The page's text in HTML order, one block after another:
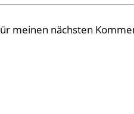
meinen nächsten